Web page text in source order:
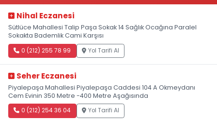
Nihal Eczanesi
Sütlüce Mahallesi Talip Paşa Sokak 14 Sağlık Ocağına Paralel
Sokakta Bademlik Cami Karşısı
0 (212) 255 78 99 Yol Tarifi Al
Seher Eczanesi
Piyalepaşa Mahallesi Piyalepaşa Caddesi 104 A Okmeydanı
Cem Evinin 350 Metre -400 Metre Aşağısında
0 (212) 254 36 04 Yol Tarifi Al